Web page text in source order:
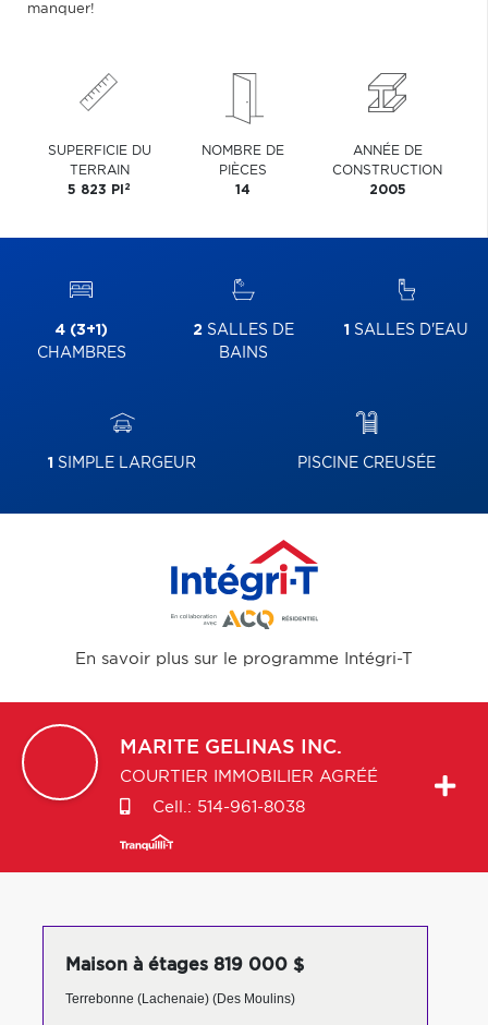
manquer!
SUPERFICIE DU
TERRAIN
5 823 PI 2
NOMBRE DE
PIÈCES
14
ANNÉE DE
CONSTRUCTION
2005
4 (3+1)
CHAMBRES
2 SALLES DE
BAINS
1 SALLES D'EAU
1 SIMPLE LARGEUR PISCINE CREUSÉE
En savoir plus sur le programme Intégri-T
MARITE GELINAS INC.
COURTIER IMMOBILIER AGRÉÉ
Cell.: 514-961-8038
Maison à étages 819 000 $
Terrebonne (Lachenaie) (Des Moulins)